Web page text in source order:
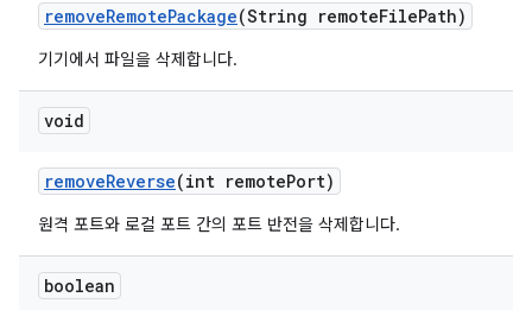
removeRemotePackage(String remoteFilePath)
기기에서 파일을 삭제합니다.
void
removeReverse(int remotePort)
원격 포트와 로컬 포트 간의 포트 반전을 삭제합니다.
boolean